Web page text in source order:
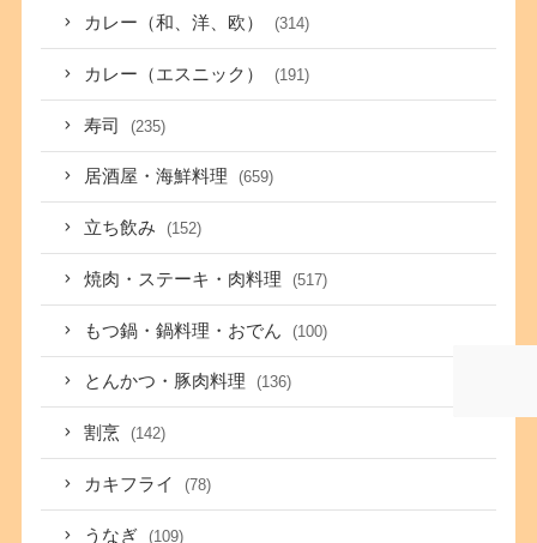
カレー（和、洋、欧） (314)
カレー（エスニック） (191)
寿司 (235)
居酒屋・海鮮料理 (659)
立ち飲み (152)
焼肉・ステーキ・肉料理 (517)
もつ鍋・鍋料理・おでん (100)
とんかつ・豚肉料理 (136)
割烹 (142)
カキフライ (78)
うなぎ (109)